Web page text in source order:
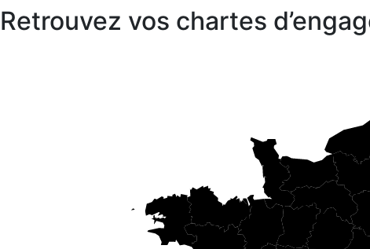
Retrouvez vos chartes